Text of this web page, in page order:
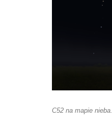
C52 na mapie nieba.